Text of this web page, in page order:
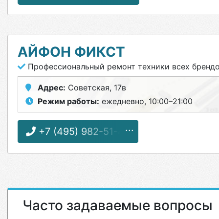
АЙФОН ФИКСТ
Профессиональный ремонт техники всех
Адрес: Советская, 17в
Режим работы: ежедневно, 10:00–21:00
+7 (495) 982-51-46
Часто задаваемые вопросы